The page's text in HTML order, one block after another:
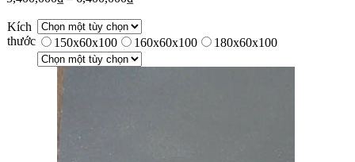
Kích
thước
150x60x100 160x60x100 180x60x100